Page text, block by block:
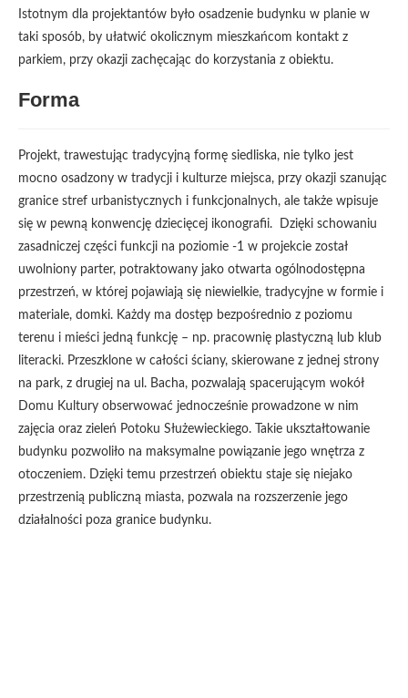
Istotnym dla projektantów było osadzenie budynku w planie w
taki sposób, by ułatwić okolicznym mieszkańcom kontakt z
parkiem, przy okazji zachęcając do korzystania z obiektu.
Forma
Projekt, trawestując tradycyjną formę siedliska, nie tylko jest
mocno osadzony w tradycji i kulturze miejsca, przy okazji szanując
granice stref urbanistycznych i funkcjonalnych, ale także wpisuje
się w pewną konwencję dziecięcej ikonografii. Dzięki schowaniu
zasadniczej części funkcji na poziomie -1 w projekcie został
uwolniony parter, potraktowany jako otwarta ogólnodostępna
przestrzeń, w której pojawiają się niewielkie, tradycyjne w formie i
materiale, domki. Każdy ma dostęp bezpośrednio z poziomu
terenu i mieści jedną funkcję – np. pracownię plastyczną lub klub
literacki. Przeszklone w całości ściany, skierowane z jednej strony
na park, z drugiej na ul. Bacha, pozwalają spacerującym wokół
Domu Kultury obserwować jednocześnie prowadzone w nim
zajęcia oraz zieleń Potoku Służewieckiego. Takie ukształtowanie
budynku pozwoliło na maksymalne powiązanie jego wnętrza z
otoczeniem. Dzięki temu przestrzeń obiektu staje się niejako
przestrzenią publiczną miasta, pozwala na rozszerzenie jego
działalności poza granice budynku.